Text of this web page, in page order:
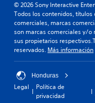
© 2026 Sony Interactive
Todos los contenidos,
comerciales, marcas
son marcas comerciales y/o
sus propietarios
reservados. Más información
Honduras
Legal
Política de
privacidad